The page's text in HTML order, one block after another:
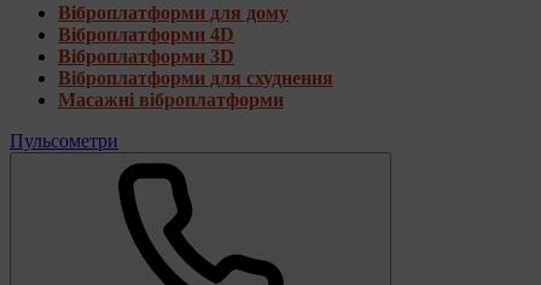
Віброплатформи для дому
Віброплатформи 4D
Віброплатформи 3D
Віброплатформи для схуднення
Масажні віброплатформи
Пульсометри